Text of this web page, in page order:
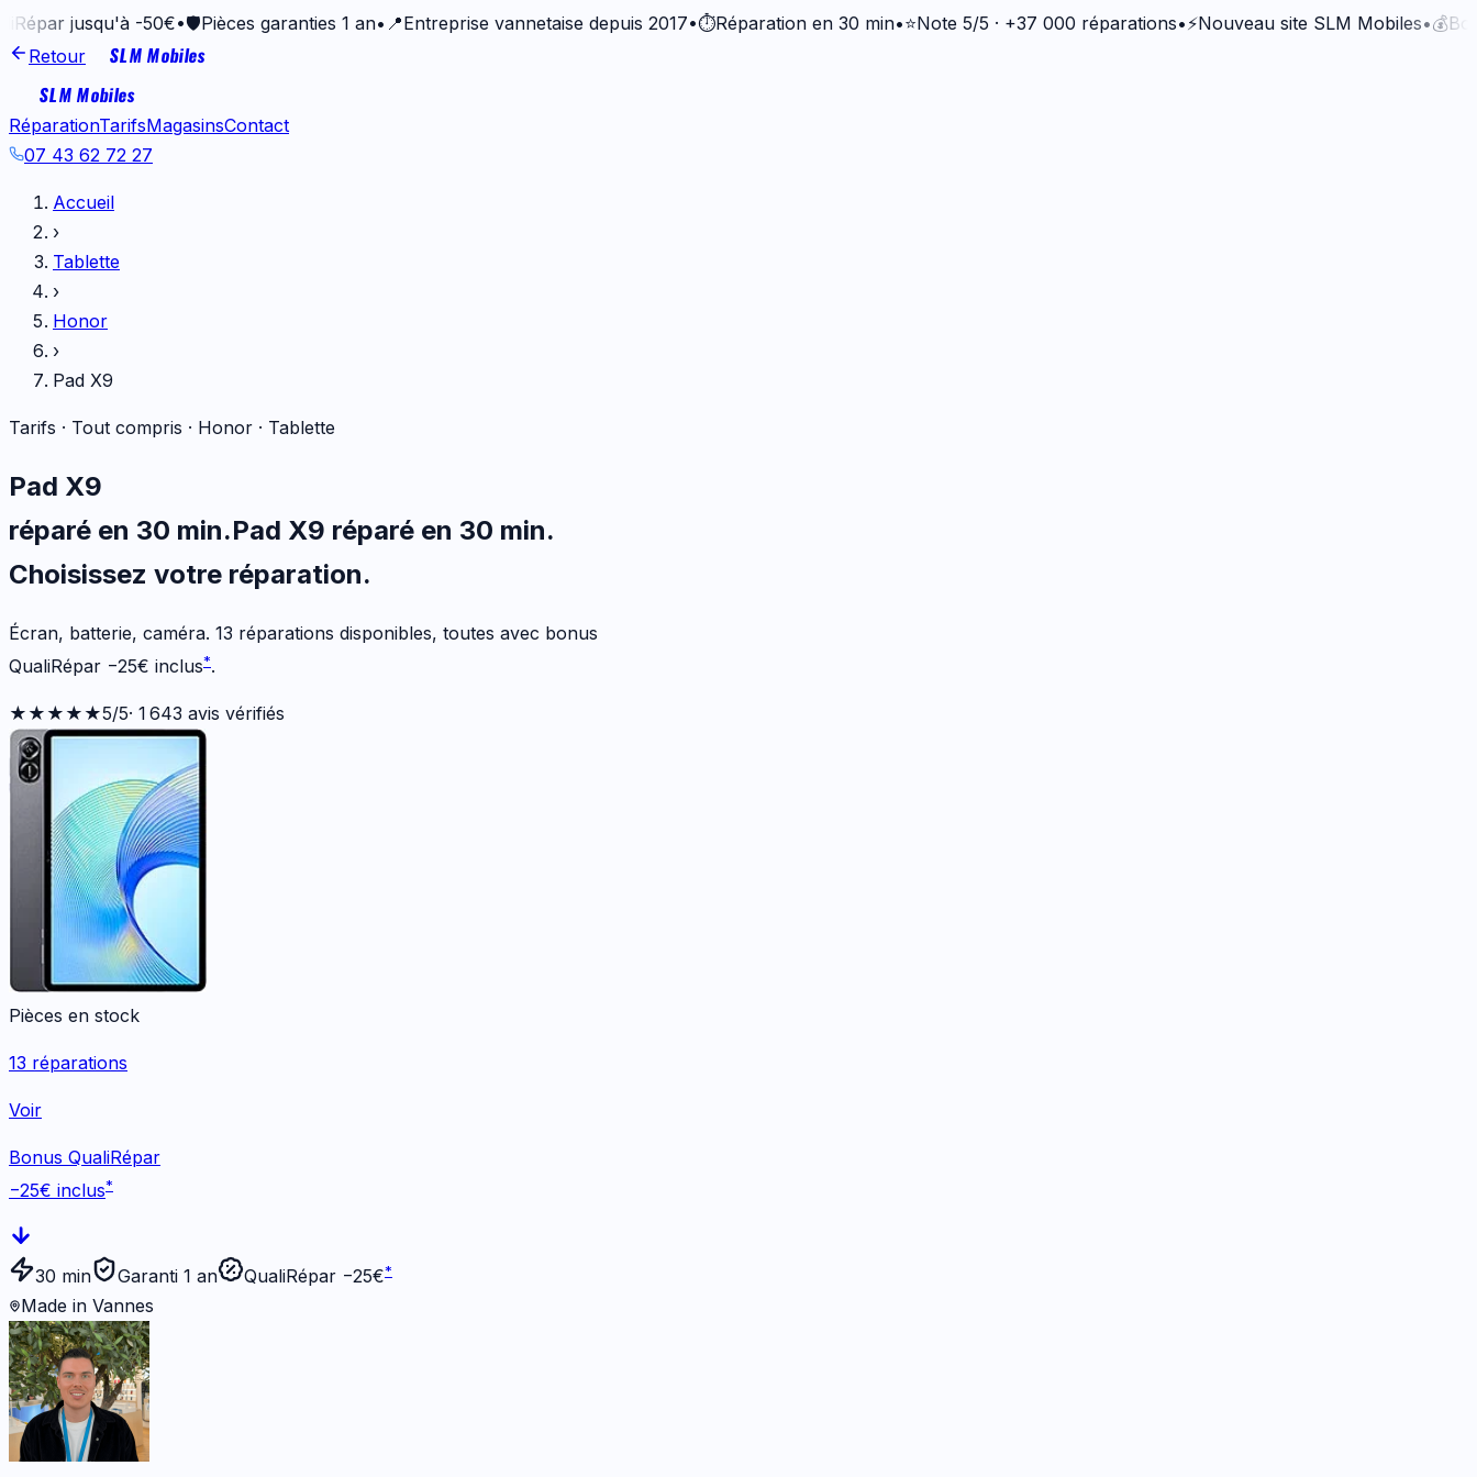
jusqu'à -50€• 🛡️Pièces garanties 1 an•📍 Entreprise vannetaise depuis 2017• ⏱️Réparation en 30 min•⭐ Note 5/5 · +37 000 réparations•⚡Nouveau site SLM Mobiles•💰Bonus
Retour
SLM Mobiles
SLM Mobiles
RéparationTarifsMagasinsContact
07 43 62 72 27
Accueil
›
Tablette
›
Honor
›
Pad X9
Tarifs · Tout compris · Honor · Tablette
Pad X9
réparé en 30 min.Pad X9 réparé en 30 min.
Choisissez votre réparation.
Écran, batterie, caméra. 13 réparations disponibles, toutes avec bonus
QualiRépar −25€ inclus*.
★★★★★5/5· 1 643 avis vérifiés
Pièces en stock
13 réparations
Voir
Bonus QualiRépar
−25€ inclus*
30 min Garanti 1 an QualiRépar −25€*
Made in Vannes